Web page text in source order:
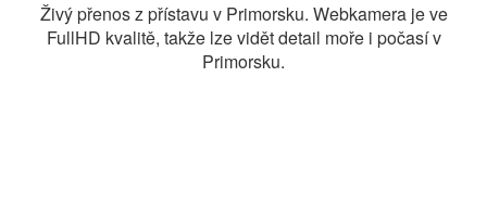
Živý přenos z přístavu v Primorsku. Webkamera je ve
FullHD kvalitě, takže lze vidět detail moře i počasí v
Primorsku.